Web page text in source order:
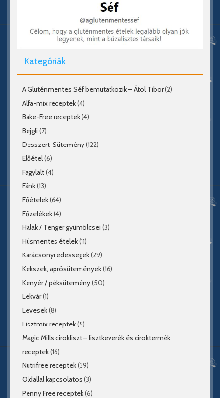
Kategóriák
A Gluténmentes Séf bemutatkozik – Átol Tibor(2)
Alfa-mix receptek(4)
Bake-Free receptek(4)
Bejgli (7)
Desszert-Sütemény(122)
Előétel(6)
Fagylalt(4)
Fánk(13)
Főételek(64)
Főzelékek(4)
Halak / Tenger gyümölcsei (3)
Húsmentes ételek(11)
Karácsonyi édességek(29)
Kekszek, aprósütemények(16)
Kenyér / péksütemény(50)
Lekvár(1)
Levesek(8)
Lisztmix receptek(5)
Magic Mills cirokliszt – lisztkeverék és ciroktermék
receptek(16)
Nutrifree receptek(39)
Oldallal kapcsolatos (3)
Penny Free receptek(6)